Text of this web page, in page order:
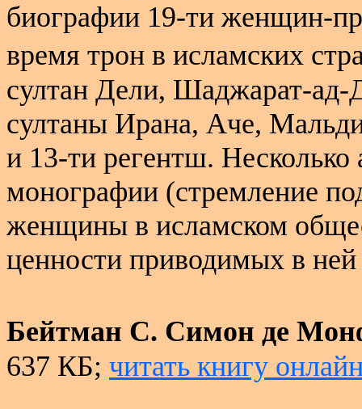
биографии 19-ти женщин-
время трон в исламских
султан Дели, Шаджарат-
султаны Ирана, Аче,
и 13-ти регентш. Несколько
монографии (стремление
женщины в исламском
ценности приводимых в
Бейтман С. Симон де
637 КБ; читать книгу